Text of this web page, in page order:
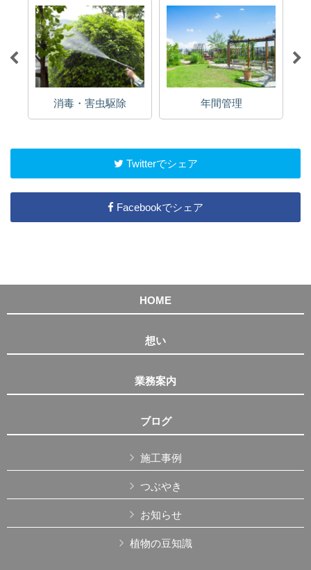
消毒・害虫駆除 年間管理
Twitterでシェア
Facebookでシェア
HOME
想い
業務案内
ブログ
施工事例
つぶやき
お知らせ
植物の豆知識